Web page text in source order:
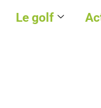
Le golf